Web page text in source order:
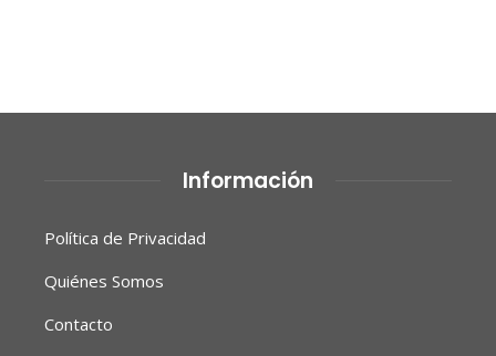
Información
Política de Privacidad
Quiénes Somos
Contacto